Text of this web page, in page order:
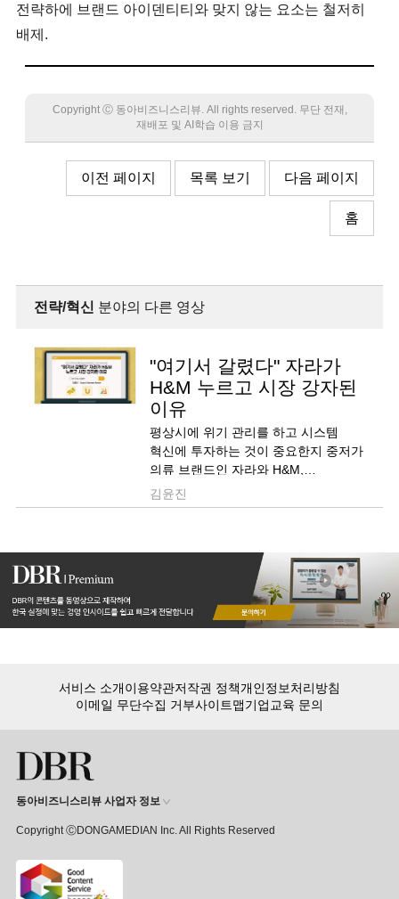
전략하에 브랜드 아이덴티티와 맞지 않는 요소는 철저히
배제.
Copyright Ⓒ 동아비즈니스리뷰. All rights reserved. 무단 전재,
재배포 및 AI학습 이용 금지
이전 페이지 목록 보기 다음 페이지
홈
전략/혁신 분야의 다른 영상
"여기서 갈렸다" 자라가
H&M 누르고 시장 강자된
이유
평상시에 위기 관리를 하고 시스템
혁신에 투자하는 것이 중요한지 중저가
의류 브랜드인 자라와 H&M,
LG생활건강의 사례를 통해
살펴봅니다.
김윤진
서비스 소개이용약관저작권 정책개인정보처리방침
이메일 무단수집 거부사이트맵기업교육 문의
동아비즈니스리뷰 사업자 정보
Copyright ⒸDONGAMEDIAN Inc. All Rights Reserved